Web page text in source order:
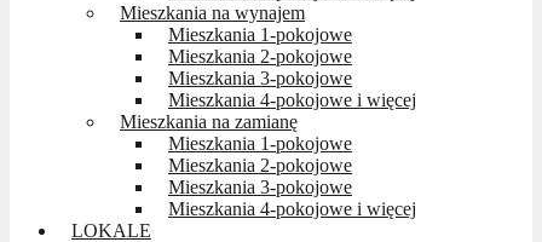
Mieszkania na wynajem
Mieszkania 1-pokojowe
Mieszkania 2-pokojowe
Mieszkania 3-pokojowe
Mieszkania 4-pokojowe i więcej
Mieszkania na zamianę
Mieszkania 1-pokojowe
Mieszkania 2-pokojowe
Mieszkania 3-pokojowe
Mieszkania 4-pokojowe i więcej
LOKALE